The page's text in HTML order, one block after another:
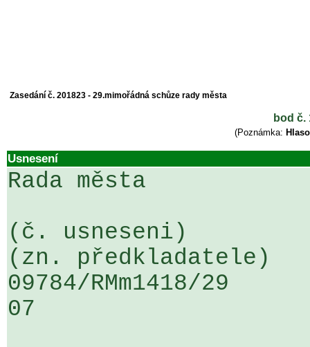
Zasedání č. 201823 - 29.mimořádná schůze rady města
bod č.
(Poznámka:
Usnesení
Rada města
(č. usneseni)
(zn. předkladatele)
09784/RMm1418/
07